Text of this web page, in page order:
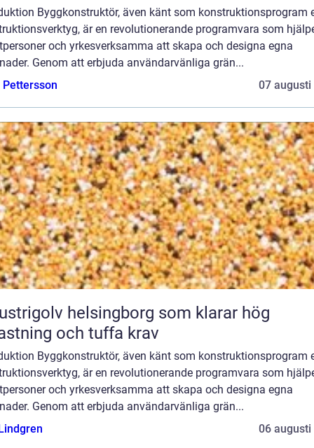
Byggkonstruktör, även känt som konstruktionsprogram
är en revolutionerande programvara som
och yrkesverksamma att skapa och designa egna
Genom att erbjuda användarvänliga grän...
07 augusti
helsingborg som klarar hög
och tuffa krav
Byggkonstruktör, även känt som konstruktionsprogram
är en revolutionerande programvara som
och yrkesverksamma att skapa och designa egna
Genom att erbjuda användarvänliga grän...
06 augusti